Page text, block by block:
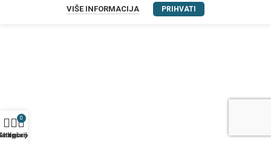
VIŠE INFORMACIJA PRIHVATI
0
Košarica